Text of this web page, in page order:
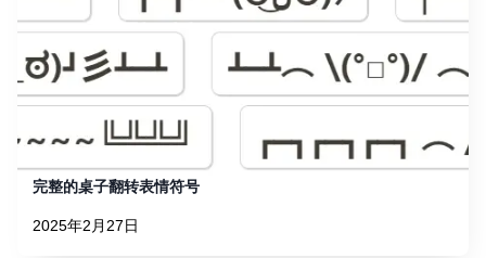
完整的桌子翻转表情符号
2025年2月27日